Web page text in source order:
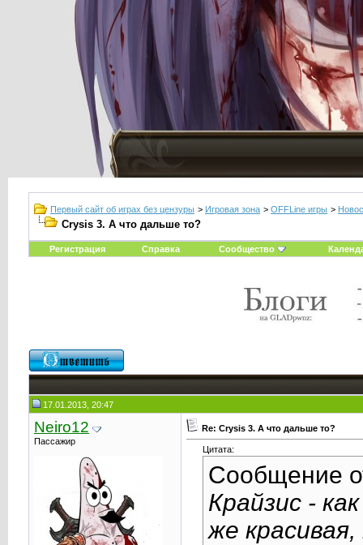
Первый сайт об играх без цензуры > Игровая зона > OFFLine игры >
Crysis 3. А что дальше то?
Регистрация Справка Сообщество
17.01.2013, 20:47
Neiro12
Пассажир
Re: Crysis 3. А что дальше то?
Цитата:
Сообщение
Крайзис -
же